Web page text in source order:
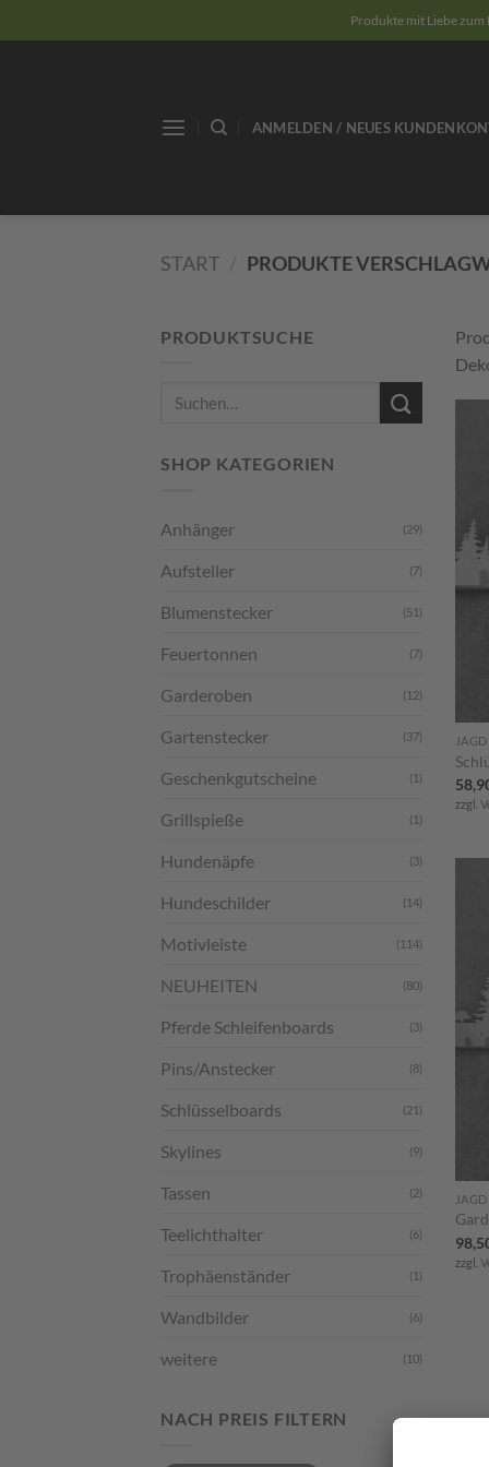
Inhalt
Produkte mit Liebe zum
ANMELDEN / NEUES
START / PRODUKTE
PRODUKTSUCHE
SHOP KATEGORIEN
Anhänger (29)
Aufsteller (7)
Blumenstecker (51)
Feuertonnen (7)
Garderoben (12)
Gartenstecker (37)
Geschenkgutscheine (1)
Grillspieße (1)
Hundenäpfe (3)
Hundeschilder (14)
Motivleiste (114)
NEUHEITEN (80)
Pferde Schleifenboards (3)
Pins/Anstecker (8)
Schlüsselboards (21)
Skylines (9)
Tassen (2)
Teelichthalter (6)
Trophäenständer (1)
Wandbilder (6)
weitere (10)
NACH PREIS FILTERN
JAGD
zzgl.
JAGD
zzgl.